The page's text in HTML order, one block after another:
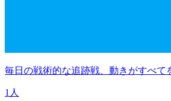
毎日の戦術的な追跡戦、動きがすべて
1人